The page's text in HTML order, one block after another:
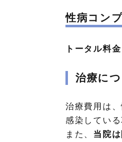
性病コン
トータル料
治療に
治療費用は
感染してい
また、 当院